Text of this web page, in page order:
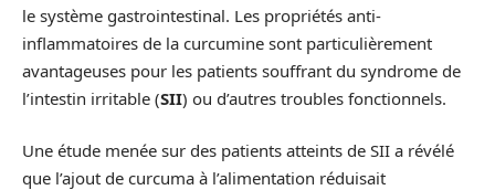
le système gastrointestinal. Les propriétés anti-
inflammatoires de la curcumine sont particulièrement
avantageuses pour les patients souffrant du syndrome de
l’intestin irritable (SII) ou d’autres troubles fonctionnels.
Une étude menée sur des patients atteints de SII a révélé
que l’ajout de curcuma à l’alimentation réduisait